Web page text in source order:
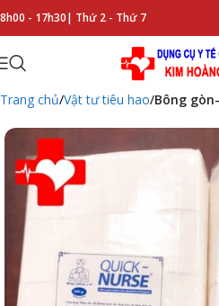
8h00 - 17h30| Thứ 2 - Thứ 7
Trang chủ Vật tư tiêu hao Bông